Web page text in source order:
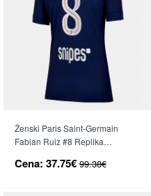
Ženski Paris Saint-Germain
Fabian Ruiz #8 Replika
26 Kratek Rokav
Cena: 37.75€ 99.38€